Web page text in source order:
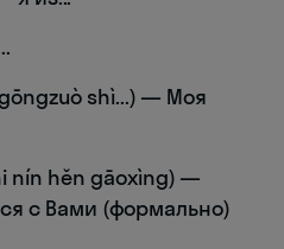
shì...) — Моя
nín hěn gāoxìng) —
с Вами (формально)